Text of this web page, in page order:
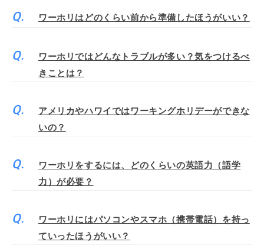
ワーホリはどのくらい前から準備したほうがいい？
ワーホリではどんなトラブルが多い？気をつけるべ
きことは？
アメリカやハワイではワーキングホリデーができな
いの？
ワーホリをするには、どのくらいの英語力（語学
力）が必要？
ワーホリにはパソコンやスマホ（携帯電話）を持っ
ていったほうがいい？